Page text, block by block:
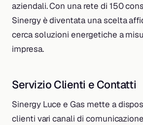
aziendali. Con una rete di 150
Sinergy è diventata una scelta
cerca soluzioni energetiche a
impresa.
Servizio Clienti e Contatti
Sinergy Luce e Gas mette a
clienti vari canali di